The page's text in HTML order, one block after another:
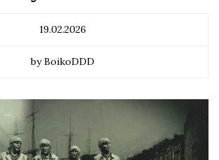
19.02.2026
by BoikoDDD